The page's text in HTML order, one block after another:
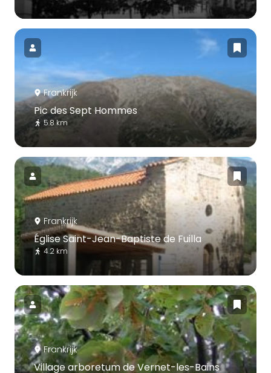
Frankrijk
Pic des Sept Hommes
5.8 km
Frankrijk
Église Saint-Jean-Baptiste de Fuilla
4.2 km
Frankrijk
Village arboretum de Vernet-les-Bains